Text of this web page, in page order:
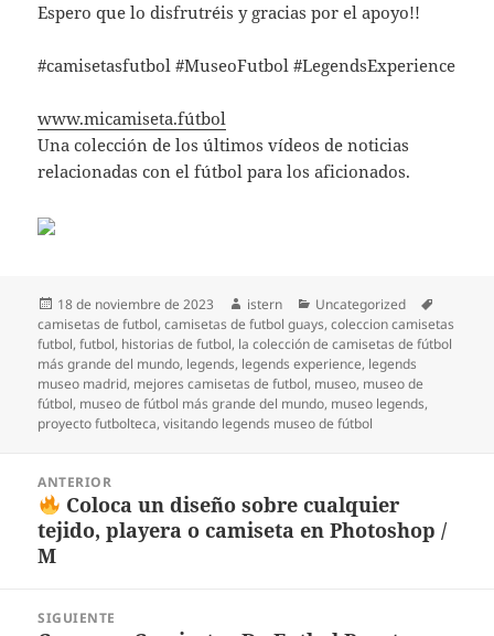
Espero que lo disfrutréis y gracias por el apoyo!!
#camisetasfutbol #MuseoFutbol #LegendsExperience
www.micamiseta.fútbol
Una colección de los últimos vídeos de noticias
relacionadas con el fútbol para los aficionados.
Publicado
el
18 de noviembre de 2023 Autor
istern Categorías
Uncategorized
camisetas de futbol,camisetas de futbol guays,coleccion camisetas
futbol,futbol, historias de futbol, la colección de camisetas de fútbol
más grande del mundo, legends, legends experience, legends
museo madrid, mejores camisetas de futbol, museo, museo de
fútbol, museo de fútbol más grande del mundo, museo legends,
proyecto futbolteca,visitando legends museo de fútbol
entradas
ANTERIOR
Entrada
anterior:
Coloca un diseño sobre cualquier
tejido, playera o camiseta en Photoshop /
M
SIGUIENTE